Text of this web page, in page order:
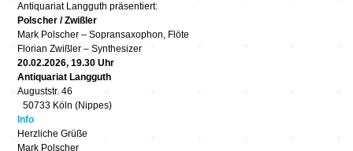
Antiquariat Langguth präsentiert:
Polscher / Zwißler
Mark Polscher – Sopransaxophon, Flöte
Florian Zwißler – Synthesizer
20.02.2026, 19.30 Uhr
Antiquariat Langguth
Auguststr. 46
50733 Köln (Nippes)
Info
Herzliche Grüße
Mark Polscher